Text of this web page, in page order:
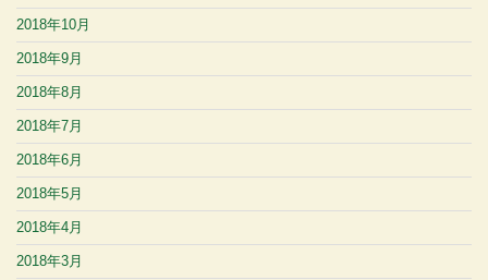
2018年10月
2018年9月
2018年8月
2018年7月
2018年6月
2018年5月
2018年4月
2018年3月